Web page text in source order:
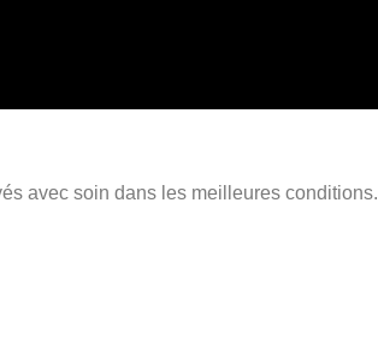
avec soin dans les meilleures conditions.